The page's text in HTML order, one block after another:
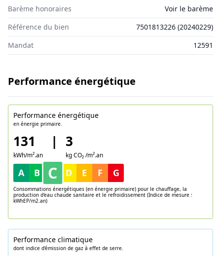
Barème honoraires
Voir le barème
Référence du bien
7501813226 (20240229)
Mandat
12591
Performance énergétique
Performance énergétique
en énergie primaire.
131
kWh/m².an
| 3
kg CO₂ /m².an
A B C D E F G
Consommations énergétiques (en énergie primaire) pour le chauffage, la
production d'eau chaude sanitaire et le refroidissement (Indice de mesure :
kWhEP/m2.an)
Performance climatique
dont indice d'émission de gaz à effet de serre.